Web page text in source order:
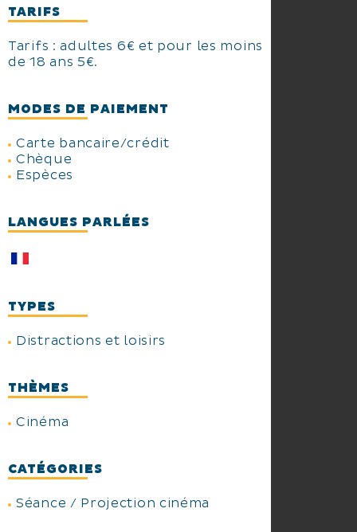
TARIFS
Tarifs : adultes 6€ et pour les moins
de 18 ans 5€.
MODES DE PAIEMENT
Carte bancaire/crédit
Chèque
Espèces
LANGUES PARLÉES
TYPES
Distractions et loisirs
THÈMES
Cinéma
CATÉGORIES
Séance / Projection cinéma